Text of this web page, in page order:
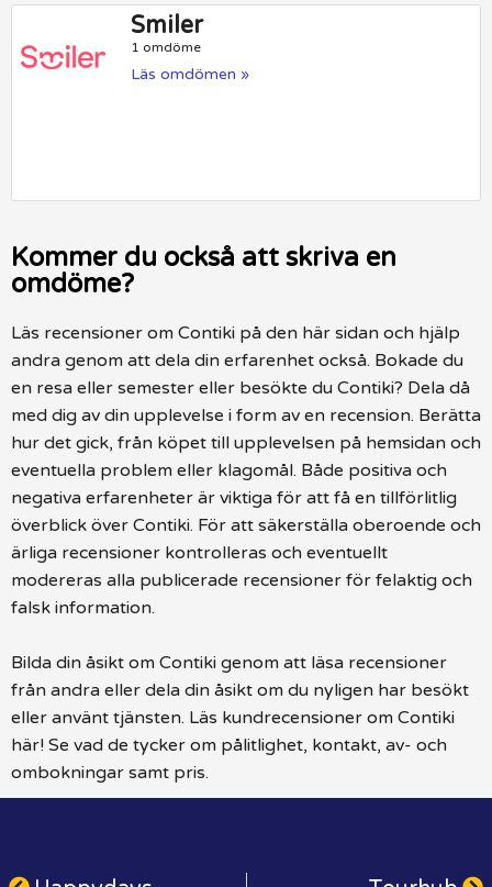
Smiler
1 omdöme
Läs omdömen »
Kommer du också att skriva en
omdöme?
Läs recensioner om Contiki på den här sidan och hjälp
andra genom att dela din erfarenhet också. Bokade du
en resa eller semester eller besökte du Contiki? Dela då
med dig av din upplevelse i form av en recension. Berätta
hur det gick, från köpet till upplevelsen på hemsidan och
eventuella problem eller klagomål. Både positiva och
negativa erfarenheter är viktiga för att få en tillförlitlig
överblick över Contiki. För att säkerställa oberoende och
ärliga recensioner kontrolleras och eventuellt
modereras alla publicerade recensioner för felaktig och
falsk information.
Bilda din åsikt om Contiki genom att läsa recensioner
från andra eller dela din åsikt om du nyligen har besökt
eller använt tjänsten. Läs kundrecensioner om Contiki
här! Se vad de tycker om pålitlighet, kontakt, av- och
ombokningar samt pris.